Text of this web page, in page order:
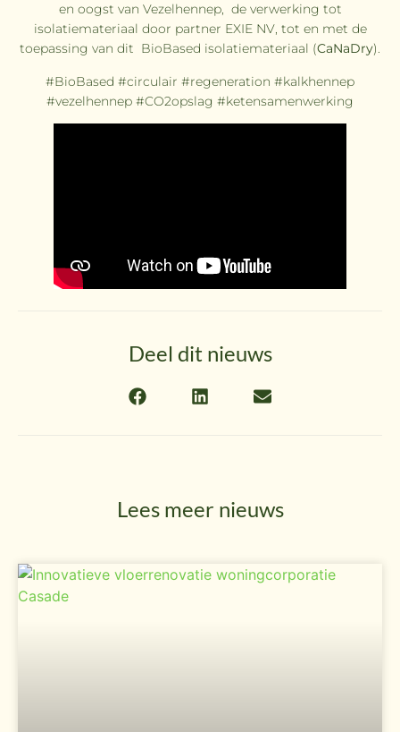
en oogst van Vezelhennep, de verwerking tot
isolatiemateriaal door partner EXIE NV, tot en met de
toepassing van dit BioBased isolatiemateriaal (CaNaDry).
#BioBased #circulair #regeneration #kalkhennep
#vezelhennep #CO2opslag #ketensamenwerking
Deel dit nieuws
Lees meer nieuws